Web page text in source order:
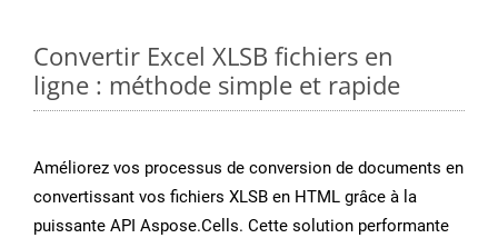
Convertir Excel XLSB fichiers en
ligne : méthode simple et rapide
Améliorez vos processus de conversion de documents en
convertissant vos fichiers XLSB en HTML grâce à la
puissante API Aspose.Cells. Cette solution performante